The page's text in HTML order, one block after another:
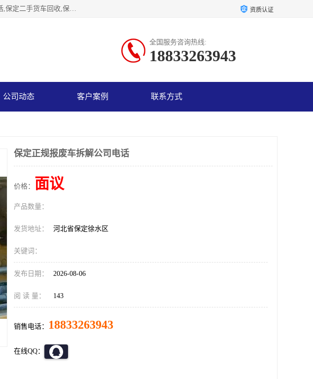
保定辉领再生资源回收有限公司主要经营保定旧车回收，保定报废汽车回收，保定报废汽车回收公司电话,保定二手货车回收,保定黄标车回收, 保定黄标车回收，保定哪里收报废车，保定废旧汽车回收，保定汽车报废手续办理，保定汽车解体厂。将通过采取区域限行促进淘汰、经济补助激励新、加大上路*法处罚、加强达标排放监管等综合措施，对老旧机动车逐步实行末位淘汰，加快老旧机动车淘汰新 资质认证
全国服务咨询热线:
18833263943
公司动态 客户案例 联系方式
保定正规报废车拆解公司电话
价格： 面议
产品数量：
发货地址： 河北省保定徐水区
关键词：
发布日期： 2026-08-06
阅 读 量： 143
销售电话： 18833263943
在线QQ：